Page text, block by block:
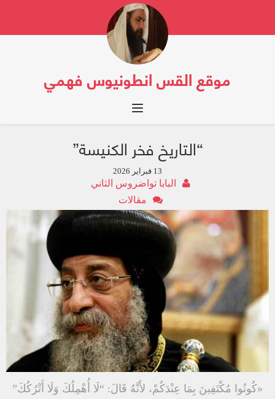
موقع القس انطونيوس فهمي
Toggle navigation
“التاريخ فخر الكنيسة”
13 فبراير 2026
البابا تواضروس الثاني
مقالات
«كُونُوا مُكْتَفِينَ بِمَا عِنْدَكُمْ، لأَنَّهُ قَالَ: “لَا أُهْمِلُكَ وَلَا أَتْرُكُكَ”